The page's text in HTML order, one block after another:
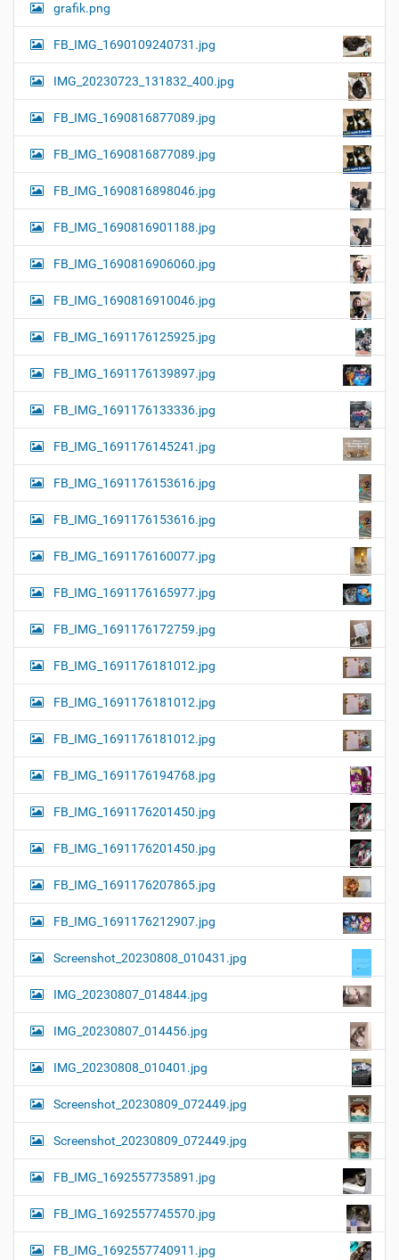
grafik.png
FB_IMG_1690109240731.jpg
IMG_20230723_131832_400.jpg
FB_IMG_1690816877089.jpg
FB_IMG_1690816877089.jpg
FB_IMG_1690816898046.jpg
FB_IMG_1690816901188.jpg
FB_IMG_1690816906060.jpg
FB_IMG_1690816910046.jpg
FB_IMG_1691176125925.jpg
FB_IMG_1691176139897.jpg
FB_IMG_1691176133336.jpg
FB_IMG_1691176145241.jpg
FB_IMG_1691176153616.jpg
FB_IMG_1691176153616.jpg
FB_IMG_1691176160077.jpg
FB_IMG_1691176165977.jpg
FB_IMG_1691176172759.jpg
FB_IMG_1691176181012.jpg
FB_IMG_1691176181012.jpg
FB_IMG_1691176181012.jpg
FB_IMG_1691176194768.jpg
FB_IMG_1691176201450.jpg
FB_IMG_1691176201450.jpg
FB_IMG_1691176207865.jpg
FB_IMG_1691176212907.jpg
Screenshot_20230808_010431.jpg
IMG_20230807_014844.jpg
IMG_20230807_014456.jpg
IMG_20230808_010401.jpg
Screenshot_20230809_072449.jpg
Screenshot_20230809_072449.jpg
FB_IMG_1692557735891.jpg
FB_IMG_1692557745570.jpg
FB_IMG_1692557740911.jpg